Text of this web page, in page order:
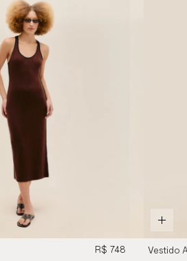
R$ 748 Vestido